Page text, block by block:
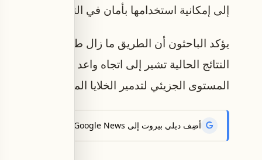
إلى إمكانية استخدامها بأمان في التطبيقات العلاجية.
يؤكد الباحثون أن الطريق ما زال طويلاً قبل أن
النتائج الحالية تشير إلى اتجاه واعد في أبحاث
المستوى الجزيئي لتدمير الخلايا المصابة.
أضِف ديلي بيروت إلى Google News لتتلقّى أحدث الأخبار أوّلاً.